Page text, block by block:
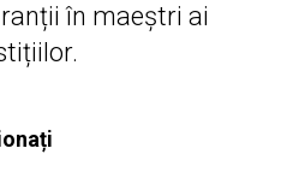
în maeștri ai